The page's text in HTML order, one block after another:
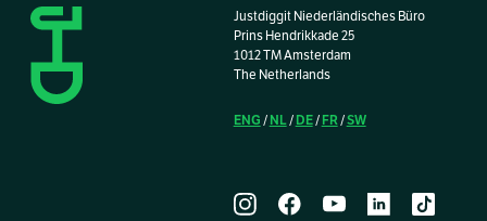
Justdiggit Niederländisches Büro
Prins Hendrikkade 25
1012 TM Amsterdam
The Netherlands
ENG / NL / DE/ FR /SW